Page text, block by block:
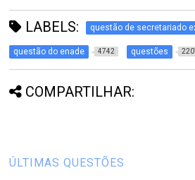
LABELS: questão de secretariado
questão do enade 4742 questões
COMPARTILHAR:
ÚLTIMAS QUESTÕES